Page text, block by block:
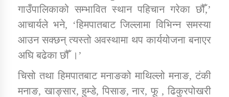
कर्णाली प्राविधि शिक्षालय जुम्लाको सुचना
गाउँपालिकाको सम्भावित स्थान पहिचान गरेका छौँ,’
आचार्यले भने, ‘हिमपातबाट जिल्लामा विभिन्न समस्या
आउन सक्छन् त्यस्तो अवस्थामा थप कार्ययोजना बनाएर
अघि बढेका छौँ ।’
चिसो तथा हिमपातबाट मनाङको माथिल्लो मनाङ, टंकी
मनाङ, खाङ्सार, हुम्डे, पिसाङ, नार, फू , ढिकुरपोखरी